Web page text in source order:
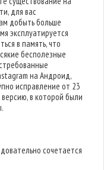
для вас
добыть больше
эксплуатируется
в память, что
бесполезные
на Андроид,
исправление от 23
в которой были
сочетается